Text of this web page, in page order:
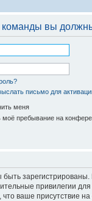
вы
письмо для
меня
моё пребывание на
зарегистрированы.
привилегии
ваше присутствие на